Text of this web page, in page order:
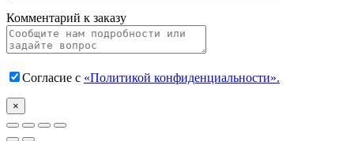
Комментарий к заказу
Согласие с «Политикой конфиденциальности».
×